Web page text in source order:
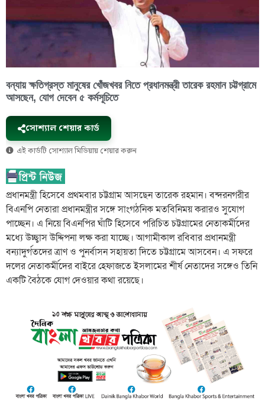
বন্যায় ক্ষতিগ্রস্ত মানুষের খোঁজখবর নিতে প্রধানমন্ত্রী তারেক রহমান চট্টগ্রামে
আসছেন, যোগ দেবেন ৫ কর্মসূচিতে
সোশ্যাল শেয়ার কার্ড
এই কার্ডটি সোশ্যাল মিডিয়ায় শেয়ার করুন
প্রধানমন্ত্রী হিসেবে প্রথমবার চট্টগ্রাম আসছেন তারেক রহমান। বন্দরনগরীর
বিএনপি নেতারা প্রধানমন্ত্রীর সঙ্গে সাংগঠনিক মতবিনিময় করারও সুযোগ
পাচ্ছেন। এ নিয়ে বিএনপির ঘাঁটি হিসেবে পরিচিত চট্টগ্রামের নেতাকর্মীদের
মধ্যে উচ্ছ্বাস উদ্দিপনা লক্ষ করা যাচ্ছে। আগামীকাল রবিবার প্রধানমন্ত্রী
বন্যাদুর্গতদের ত্রাণ ও পুনর্বাসন সহায়তা দিতে চট্টগ্রামে আসবেন। এ সফরে
দলের নেতাকর্মীদের বাইরে হেফাজতে ইসলামের শীর্ষ নেতাদের সঙ্গেও তিনি
একটি বৈঠকে যোগ দেওয়ার কথা রয়েছে।